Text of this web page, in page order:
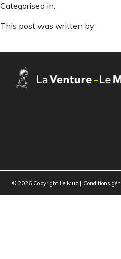
Categorised in:
This post was written by
© 2026 Copyright Le Muz | Conditions